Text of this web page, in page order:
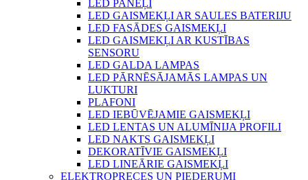
LED PANEĻI
LED GAISMEKĻI AR SAULES BATERIJU
LED FASĀDES GAISMEKĻI
LED GAISMEKĻI AR KUSTĪBAS
SENSORU
LED GALDA LAMPAS
LED PĀRNĒSĀJAMĀS LAMPAS UN
LUKTURI
PLAFONI
LED IEBŪVĒJAMIE GAISMEKĻI
LED LENTAS UN ALUMĪNIJA PROFILI
LED NAKTS GAISMEKĻI
DEKORATĪVIE GAISMEKĻI
LED LINEĀRIE GAISMEKĻI
ELEKTROPRECES UN PIEDERUMI